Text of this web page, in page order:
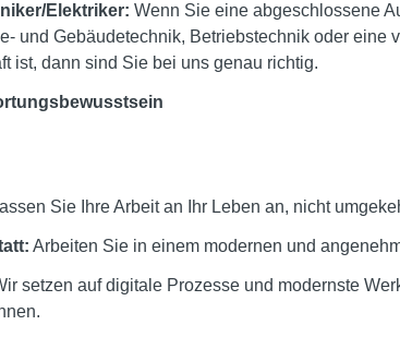
Elektriker: Wenn Sie eine abgeschlossene
und Gebäudetechnik, Betriebstechnik oder eine
ist, dann sind Sie bei uns genau richtig.
Sie Ihre Arbeit an Ihr Leben an, nicht
Arbeiten Sie in einem modernen und
setzen auf digitale Prozesse und modernste